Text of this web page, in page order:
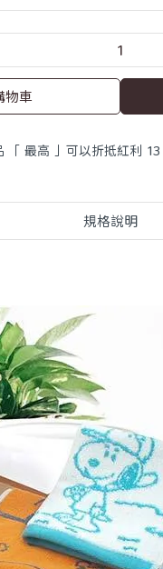
物車
「 最高 」可以折抵紅利 13
規格說明